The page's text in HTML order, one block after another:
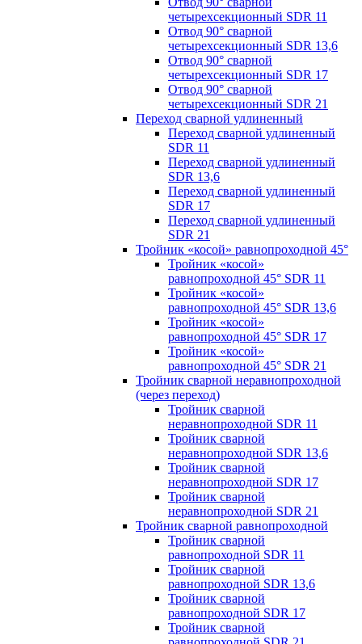
четырехсекционный SDR 11
Отвод 90° сварной
четырехсекционный SDR 13,6
Отвод 90° сварной
четырехсекционный SDR 17
Отвод 90° сварной
четырехсекционный SDR 21
Переход сварной удлиненный
Переход сварной удлиненный
SDR 11
Переход сварной удлиненный
SDR 13,6
Переход сварной удлиненный
SDR 17
Переход сварной удлиненный
SDR 21
Тройник «косой» равнопроходной 45°
Тройник «косой»
равнопроходной 45° SDR 11
Тройник «косой»
равнопроходной 45° SDR 13,6
Тройник «косой»
равнопроходной 45° SDR 17
Тройник «косой»
равнопроходной 45° SDR 21
Тройник сварной неравнопроходной
(через переход)
Тройник сварной
неравнопроходной SDR 11
Тройник сварной
неравнопроходной SDR 13,6
Тройник сварной
неравнопроходной SDR 17
Тройник сварной
неравнопроходной SDR 21
Тройник сварной равнопроходной
Тройник сварной
равнопроходной SDR 11
Тройник сварной
равнопроходной SDR 13,6
Тройник сварной
равнопроходной SDR 17
Тройник сварной